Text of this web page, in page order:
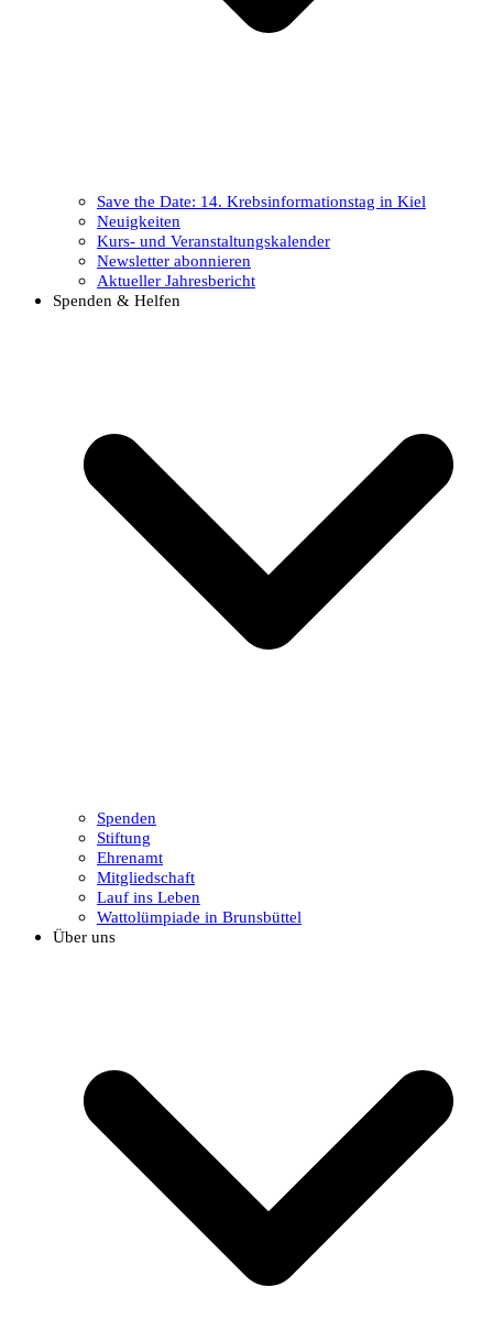
Save the Date: 14. Krebsinformationstag in Kiel
Neuigkeiten
Kurs- und Veranstaltungskalender
Newsletter abonnieren
Aktueller Jahresbericht
Spenden & Helfen
Spenden
Stiftung
Ehrenamt
Mitgliedschaft
Lauf ins Leben
Wattolümpiade in Brunsbüttel
Über uns